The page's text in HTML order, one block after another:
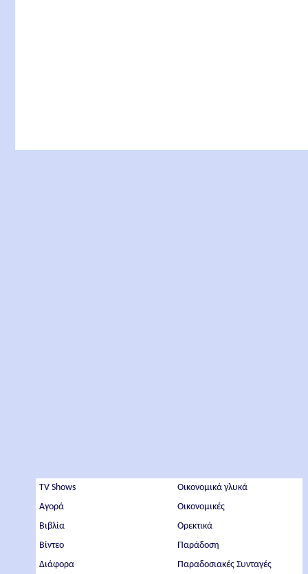
TV Shows
Αγορά
Βιβλία
Βίντεο
Διάφορα
Οικονομικά γλυκά
Οικονομικές
Ορεκτικά
Παράδοση
Παραδοσιακές Συνταγές